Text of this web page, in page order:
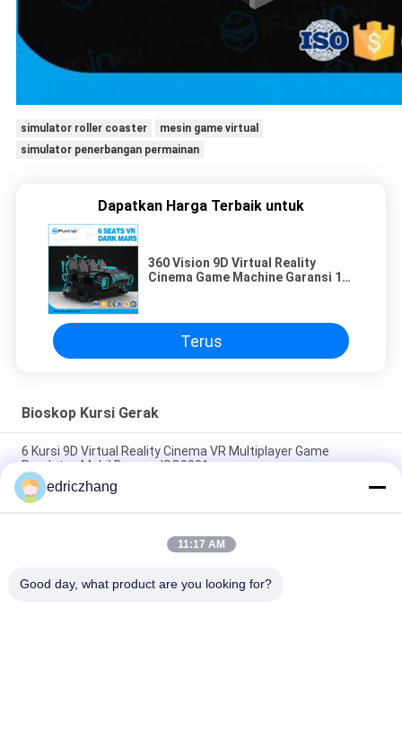
simulator roller coaster
mesin game virtual
simulator penerbangan permainan
Dapatkan Harga Terbaik untuk
360 Vision 9D Virtual Reality
Cinema Game Machine Garansi 12
Terus
Bioskop Kursi Gerak
6 Kursi 9D Virtual Reality Cinema VR Multiplayer Game
Peralatan Mobil Dengan ISO9001
Virtual Reality Multiplayer Vr Simulator Game Machine 6 Kursi
Balap 9d VR Simulator
FuninVR Virtual Reality Multiplayer Vr Simulator Game Machine
edriczhang
11:17 AM
Good day, what product are you looking for?